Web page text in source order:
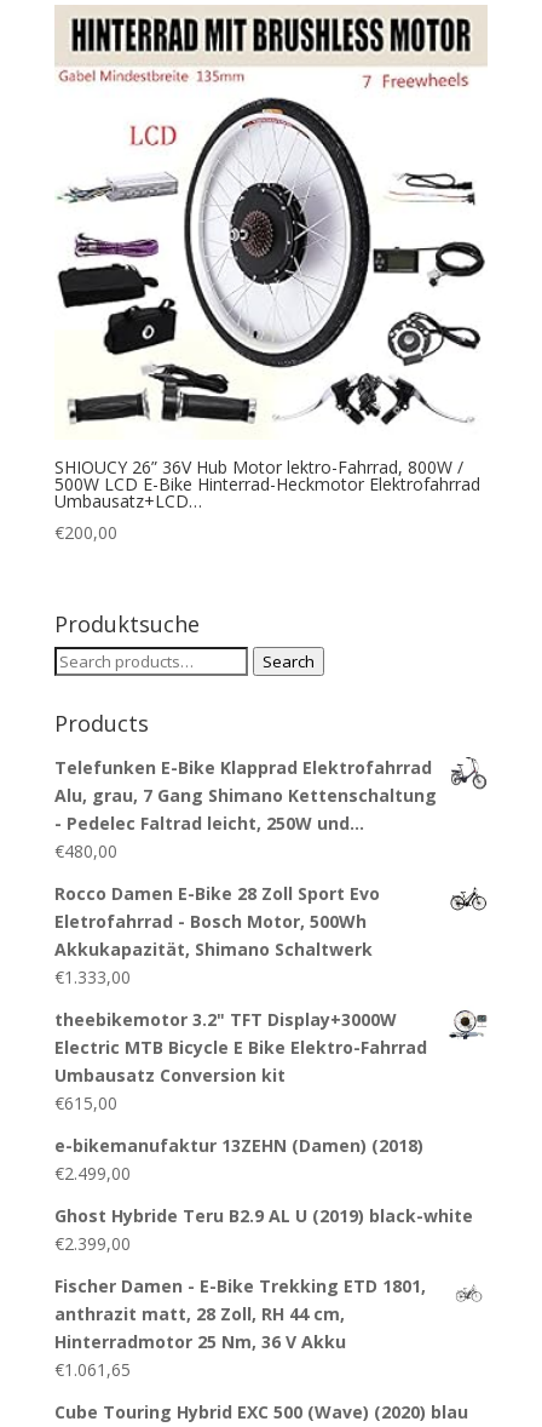
SHIOUCY 26” 36V Hub Motor lektro-Fahrrad, 800W /
500W LCD E-Bike Hinterrad-Heckmotor Elektrofahrrad
Umbausatz+LCD…
€200,00
Produktsuche
Search
Search
Products
Telefunken E-Bike Klapprad Elektrofahrrad
Alu, grau, 7 Gang Shimano Kettenschaltung
- Pedelec Faltrad leicht, 250W und…
€480,00
Rocco Damen E-Bike 28 Zoll Sport Evo
Eletrofahrrad - Bosch Motor, 500Wh
Akkukapazität, Shimano Schaltwerk
€1.333,00
theebikemotor 3.2" TFT Display+3000W
Electric MTB Bicycle E Bike Elektro-Fahrrad
Umbausatz Conversion kit
€615,00
e-bikemanufaktur 13ZEHN (Damen) (2018)
€2.499,00
Ghost Hybride Teru B2.9 AL U (2019) black-white
€2.399,00
Fischer Damen - E-Bike Trekking ETD 1801,
anthrazit matt, 28 Zoll, RH 44 cm,
Hinterradmotor 25 Nm, 36 V Akku
€1.061,65
Cube Touring Hybrid EXC 500 (Wave) (2020) blau